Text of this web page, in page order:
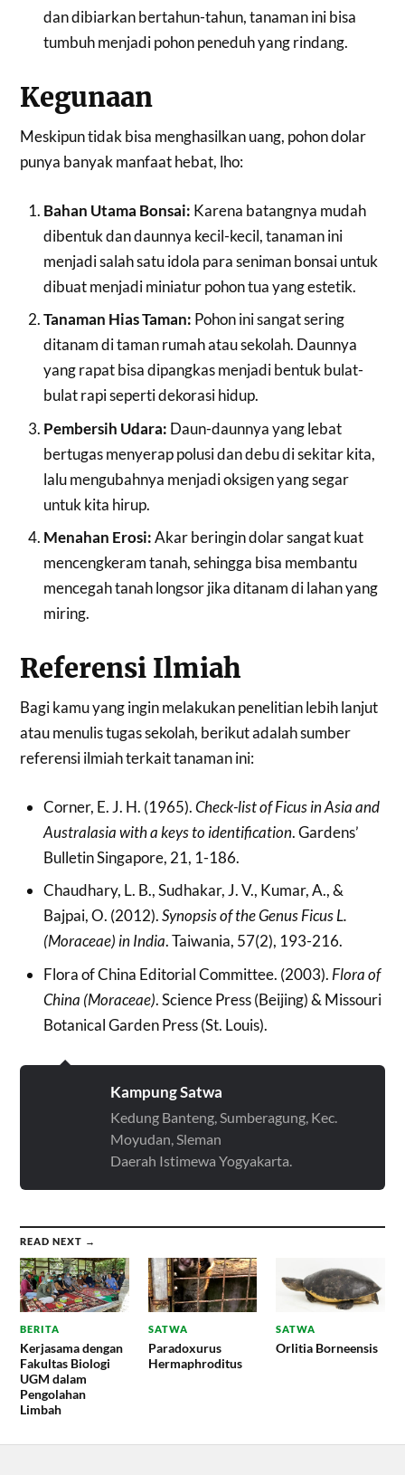
dan dibiarkan bertahun-tahun, tanaman ini bisa
tumbuh menjadi pohon peneduh yang rindang.
Kegunaan
Meskipun tidak bisa menghasilkan uang, pohon dolar
punya banyak manfaat hebat, lho:
Bahan Utama Bonsai: Karena batangnya mudah
dibentuk dan daunnya kecil-kecil, tanaman ini
menjadi salah satu idola para seniman bonsai untuk
dibuat menjadi miniatur pohon tua yang estetik.
Tanaman Hias Taman: Pohon ini sangat sering
ditanam di taman rumah atau sekolah. Daunnya
yang rapat bisa dipangkas menjadi bentuk bulat-
bulat rapi seperti dekorasi hidup.
Pembersih Udara: Daun-daunnya yang lebat
bertugas menyerap polusi dan debu di sekitar kita,
lalu mengubahnya menjadi oksigen yang segar
untuk kita hirup.
Menahan Erosi:Akar beringin dolar sangat kuat
mencengkeram tanah, sehingga bisa membantu
mencegah tanah longsor jika ditanam di lahan yang
miring.
Referensi Ilmiah
Bagi kamu yang ingin melakukan penelitian lebih lanjut
atau menulis tugas sekolah, berikut adalah sumber
referensi ilmiah terkait tanaman ini:
Corner, E. J. H. (1965).Check-list of Ficus in Asia and
Australasia with a keys to identification. Gardens’
Bulletin Singapore, 21, 1-186.
Chaudhary, L. B., Sudhakar, J. V., Kumar, A., &
Bajpai, O. (2012).Synopsis of the Genus Ficus L.
(Moraceae) in India. Taiwania, 57(2), 193-216.
Flora of China Editorial Committee. (2003). Flora of
China (Moraceae). Science Press (Beijing) & Missouri
Botanical Garden Press (St. Louis).
Kampung Satwa
Kedung Banteng, Sumberagung, Kec.
Moyudan, Sleman
Daerah Istimewa Yogyakarta.
READ NEXT →
BERITA
Kerjasama dengan
Fakultas Biologi
UGM dalam
Pengolahan
Limbah
SATWA
Paradoxurus
Hermaphroditus
SATWA
Orlitia Borneensis